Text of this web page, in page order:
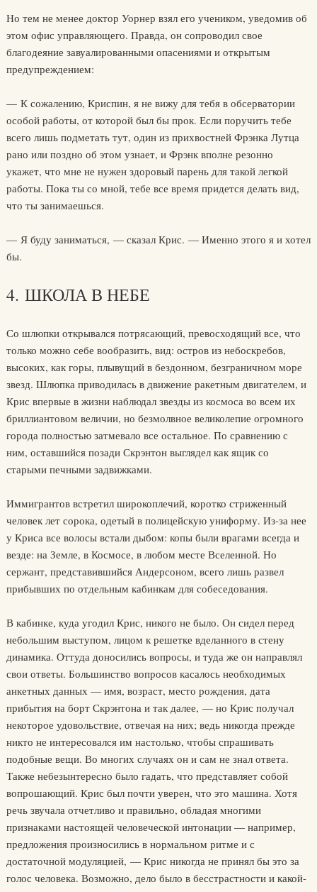
Но тем не менее доктор Уорнер взял его учеником, уведомив об
этом офис управляющего. Правда, он сопроводил свое
благодеяние завуалированными опасениями и открытым
предупреждением:
— К сожалению, Криспин, я не вижу для тебя в обсерватории
особой работы, от которой был бы прок. Если поручить тебе
всего лишь подметать тут, один из прихвостней Фрэнка Лутца
рано или поздно об этом узнает, и Фрэнк вполне резонно
укажет, что мне не нужен здоровый парень для такой легкой
работы. Пока ты со мной, тебе все время придется делать вид,
что ты занимаешься.
— Я буду заниматься, — сказал Крис. — Именно этого я и хотел
бы.
4. ШКОЛА В НЕБЕ
Со шлюпки открывался потрясающий, превосходящий все, что
только можно себе вообразить, вид: остров из небоскребов,
высоких, как горы, плывущий в бездонном, безграничном море
звезд. Шлюпка приводилась в движение ракетным двигателем, и
Крис впервые в жизни наблюдал звезды из космоса во всем их
бриллиантовом величии, но безмолвное великолепие огромного
города полностью затмевало все остальное. По сравнению с
ним, оставшийся позади Скрэнтон выглядел как ящик со
старыми печными задвижками.
Иммигрантов встретил широкоплечий, коротко стриженный
человек лет сорока, одетый в полицейскую униформу. Из-за нее
у Криса все волосы встали дыбом: копы были врагами всегда и
везде: на Земле, в Космосе, в любом месте Вселенной. Но
сержант, представившийся Андерсоном, всего лишь развел
прибывших по отдельным кабинкам для собеседования.
В кабинке, куда угодил Крис, никого не было. Он сидел перед
небольшим выступом, лицом к решетке вделанного в стену
динамика. Оттуда доносились вопросы, и туда же он направлял
свои ответы. Большинство вопросов касалось необходимых
анкетных данных — имя, возраст, место рождения, дата
прибытия на борт Скрэнтона и так далее, — но Крис получал
некоторое удовольствие, отвечая на них; ведь никогда прежде
никто не интересовался им настолько, чтобы спрашивать
подобные вещи. Во многих случаях он и сам не знал ответа.
Также небезынтересно было гадать, что представляет собой
вопрошающий. Крис был почти уверен, что это машина. Хотя
речь звучала отчетливо и правильно, обладая многими
признаками настоящей человеческой интонации — например,
предложения произносились в нормальном ритме и с
достаточной модуляцией, — Крис никогда не принял бы это за
голос человека. Возможно, дело было в бесстрастности и какой-